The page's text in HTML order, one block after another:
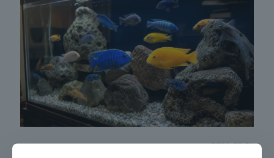
יולי 29, 2026